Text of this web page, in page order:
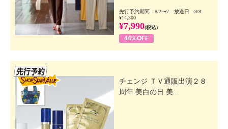
先行予約期間：8/2〜7 放送日：8/8
¥14,300
¥7,990(税込)
44%OFF
チェンジ ＴＶ通販出演２８
周年 美白の日 美...